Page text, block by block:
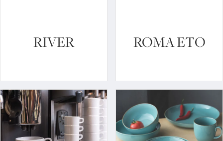
RIVER ROMA ETO